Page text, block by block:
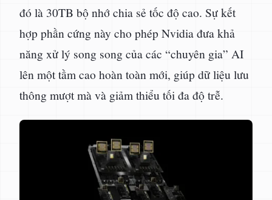
đó là 30TB bộ nhớ chia sẻ tốc độ cao. Sự kết
hợp phần cứng này cho phép Nvidia đưa khả
năng xử lý song song của các “chuyên gia” AI
lên một tầm cao hoàn toàn mới, giúp dữ liệu lưu
thông mượt mà và giảm thiểu tối đa độ trễ.